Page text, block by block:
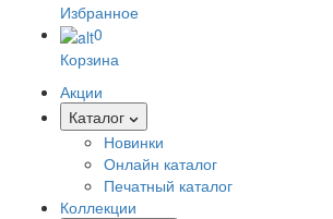
Избранное
0
Корзина
Акции
Каталог
Новинки
Онлайн каталог
Печатный каталог
Коллекции